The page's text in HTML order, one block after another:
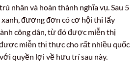
nhân và hoàn thành nghĩa vụ. Sau 5
đương đơn có cơ hội thi lấy
công dân, từ đó được miễn thị
miễn thị thực cho rất nhiều quốc
quyền lợi về hưu trí sau này.